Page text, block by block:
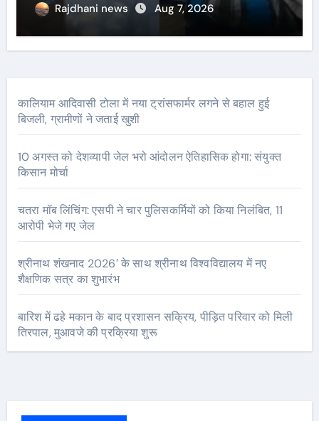
Rajdhani news Aug 7, 2026
कालियाम आदिवासी टोला में नया ट्रांसफार्मर लगने से बहाल हुई
बिजली, ग्रामीणों ने जताई खुशी
10 अगस्त को देशव्यापी जेल भरो आंदोलन ऐतिहासिक होगा: संयुक्त
किसान मोर्चा
चतरा मॉब लिंचिंग: एसपी ने चार पुलिसकर्मियों को किया निलंबित, 11
आरोपी भेजे गए जेल
श्रीनाथ शंखनाद 2026′ के साथ श्रीनाथ विश्वविद्यालय में नए
शैक्षणिक सत्र का शुभारंभ
बारिश में ढहे मकान के बाद प्रशासन सक्रिय, पीड़ित परिवार को मिली
तिरपाल, मुआवजे की प्रक्रिया शुरू